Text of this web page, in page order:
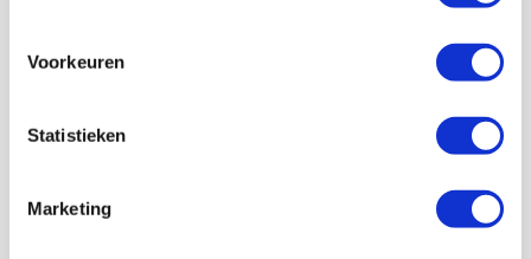
Voorkeuren
Statistieken
Marketing
AUG
11